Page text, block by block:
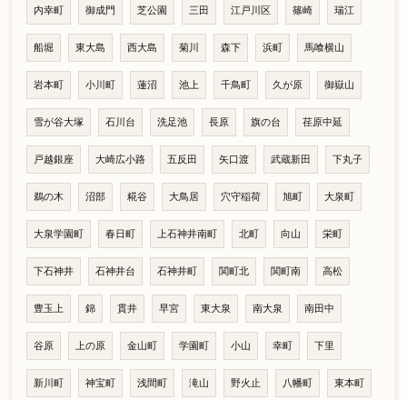
内幸町 御成門 芝公園 三田 江戸川区 篠崎 瑞江
船堀 東大島 西大島 菊川 森下 浜町 馬喰横山
岩本町 小川町 蓮沼 池上 千鳥町 久が原 御嶽山
雪が谷大塚 石川台 洗足池 長原 旗の台 荏原中延
戸越銀座 大崎広小路 五反田 矢口渡 武蔵新田 下丸子
鵜の木 沼部 糀谷 大鳥居 穴守稲荷 旭町 大泉町
大泉学園町 春日町 上石神井南町 北町 向山 栄町
下石神井 石神井台 石神井町 関町北 関町南 高松
豊玉上 錦 貫井 早宮 東大泉 南大泉 南田中
谷原 上の原 金山町 学園町 小山 幸町 下里
新川町 神宝町 浅間町 滝山 野火止 八幡町 東本町